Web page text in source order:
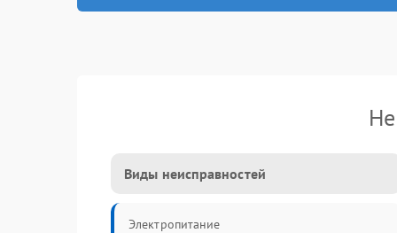
Виды неисправностей
Электропитание